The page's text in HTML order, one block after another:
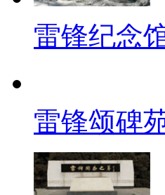
雷锋纪念
雷锋颂碑